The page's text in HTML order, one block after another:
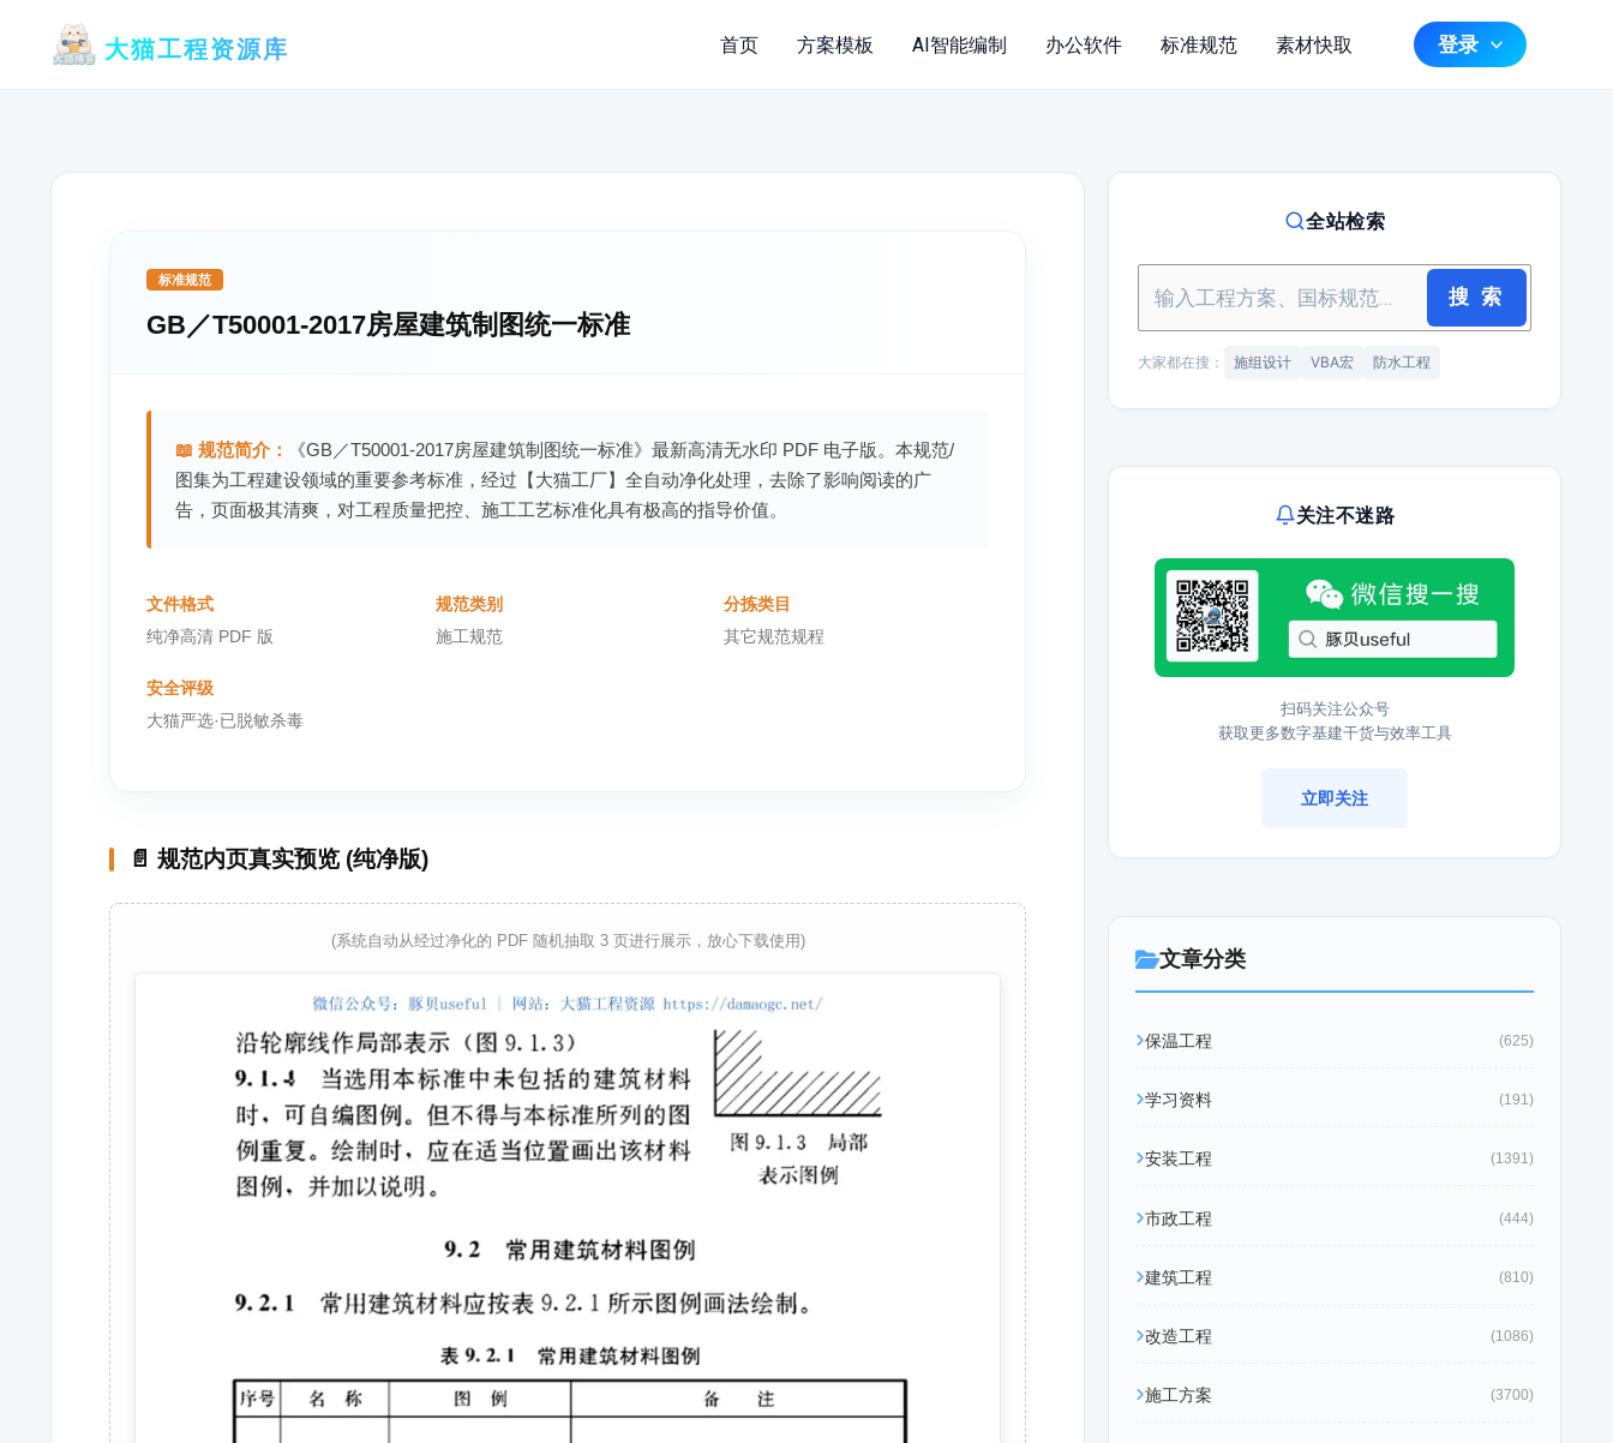
大猫工程资源库 首页 方案模板 AI智能编制 办公软件 标准规范 素材快取 登录
标准规范
GB／T50001-2017房屋建筑制图统一标准
📖 规范简介：
《GB／T50001-2017房屋建筑制图统一标准》最新高清无水印 PDF 电子版。本规范/
图集为工程建设领域的重要参考标准，经过【大猫工厂】全自动净化处理，去除了影响阅读的广
告，页面极其清爽，对工程质量把控、施工工艺标准化具有极高的指导价值。
文件格式
纯净高清 PDF 版
规范类别
施工规范
分拣类目
其它规范规程
安全评级
大猫严选·已脱敏杀毒
📄 规范内页真实预览 (纯净版)
(系统自动从经过净化的 PDF 随机抽取 3 页进行展示，放心下载使用)
全站检索
搜 索
大家都在搜： 施组设计 VBA宏 防水工程
关注不迷路
扫码关注公众号
获取更多数字基建干货与效率工具
立即关注
文章分类
保温工程 (625)
学习资料 (191)
安装工程 (1391)
市政工程 (444)
建筑工程 (810)
改造工程 (1086)
施工方案 (3700)